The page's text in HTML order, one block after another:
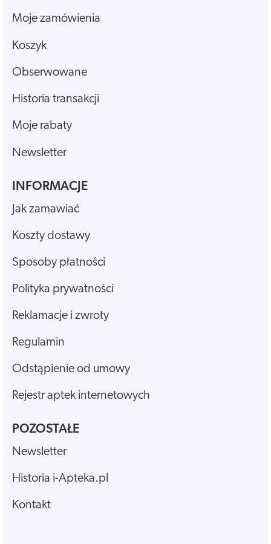
Moje zamówienia
Koszyk
Obserwowane
Historia transakcji
Moje rabaty
Newsletter
INFORMACJE
Jak zamawiać
Koszty dostawy
Sposoby płatności
Polityka prywatności
Reklamacje i zwroty
Regulamin
Odstąpienie od umowy
Rejestr aptek internetowych
POZOSTAŁE
Newsletter
Historia i-Apteka.pl
Kontakt